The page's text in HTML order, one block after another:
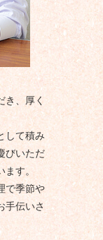
き、厚く
して積み
びいただ
ます。
で季節や
手伝いさ